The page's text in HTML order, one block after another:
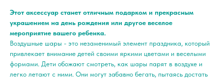
Этот аксессуар станет отличным подарком и прекрасным
украшением на день рождения или другое веселое
мероприятие вашего ребенка.
Воздушные шары - это незаменимый элемент праздника, который
привлекает внимание детей своими яркими цветами и веселыми
формами. Дети обожают смотреть, как шары парят в воздухе и
легко летают с ними. Они могут забавно бегать, пытаясь достать